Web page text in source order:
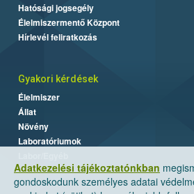
Adatkezelési tájékoztatónkban
gondoskodunk személyes adatai
Hatósági jogsegély
Élelmiszermentő Központ
Hírlevél feliratkozás
Gyakori kérdések
Élelmiszer
Állat
Növény
Laboratóriumok